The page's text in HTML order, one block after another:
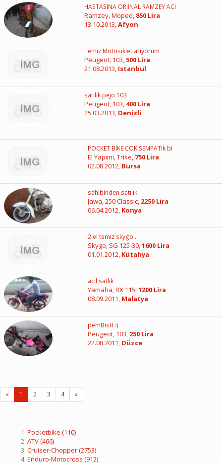
HASTASINA ORJİNAL RAMZEY ACİ
Ramzey, Moped, 850 Lira
13.10.2013,Afyon
Temiz Motosiklet arıyorum
Peugeot, 103, 500 Lira
21.08.2013, Istanbul
satılık pejo 103
Peugeot, 103, 400 Lira
25.03.2013, Denizli
POCKET BİKE COK SEMPATik bi
El Yapımı, Trike, 750 Lira
02.08.2012, Bursa
sahibinden satılık
Jawa, 250 Classic, 2250 Lira
06.04.2012, Konya
2.el temiz skygo..
Skygo, SG 125-30,1600 Lira
01.01.2012, Kütahya
acil satlık
Yamaha, RX 115,1200 Lira
08.09.2011, Malatya
pemBisH :)
Peugeot, 103, 250 Lira
22.08.2011, Düzce
« 1 2 3 4 »
Pocketbike (110)
ATV(466)
Cruiser-Chopper(2753)
Enduro-Motocross (912)